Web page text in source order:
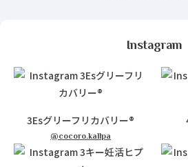
Instagram
3Esグリーフリカバリー®
@cocoro.kallpa